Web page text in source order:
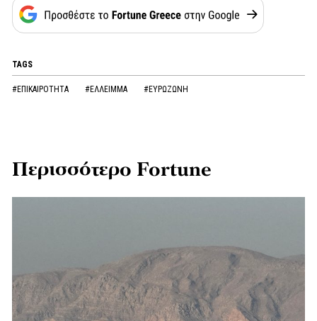
TAGS
#ΕΠΙΚΑΙΡΟΤΗΤΑ #ΕΛΛΕΙΜΜΑ #ΕΥΡΩΖΩΝΗ
Περισσότερο Fortune